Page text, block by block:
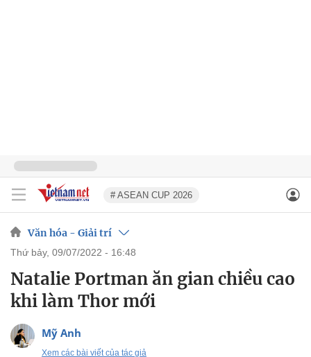
# ASEAN CUP 2026
Văn hóa - Giải trí
thứ bảy, 09/07/2022 - 16:48
Natalie Portman ăn gian chiều cao
khi làm Thor mới
Mỹ Anh
Xem các bài viết của tác giả